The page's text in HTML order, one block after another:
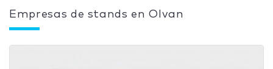
Empresas de stands en Olvan